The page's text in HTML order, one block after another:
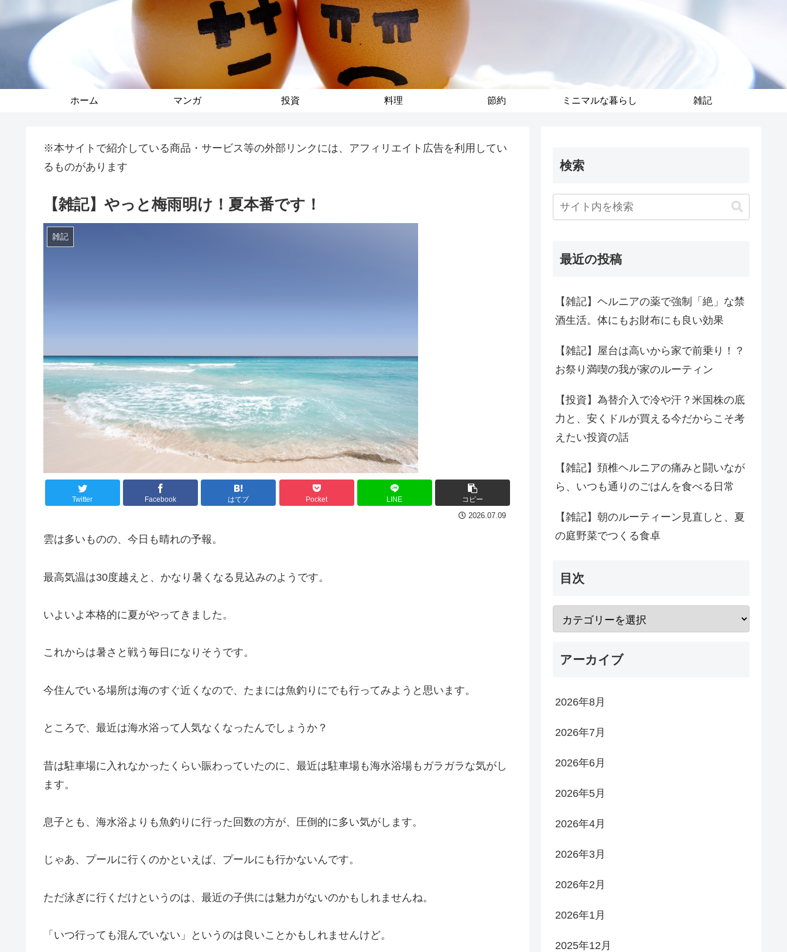
ホーム マンガ 投資 料理 節約 ミニマルな暮らし 雑記
※本サイトで紹介している商品・サービス等の外部リンクには、アフィリエイト広告を利用してい
るものがあります
【雑記】やっと梅雨明け！夏本番です！
雑記
Twitter Facebook はてブ Pocket LINE コピー
2026.07.09
雲は多いものの、今日も晴れの予報。
最高気温は30度越えと、かなり暑くなる見込みのようです。
いよいよ本格的に夏がやってきました。
これからは暑さと戦う毎日になりそうです。
今住んでいる場所は海のすぐ近くなので、たまには魚釣りにでも行ってみようと思います。
ところで、最近は海水浴って人気なくなったんでしょうか？
昔は駐車場に入れなかったくらい賑わっていたのに、最近は駐車場も海水浴場もガラガラな気がし
ます。
息子とも、海水浴よりも魚釣りに行った回数の方が、圧倒的に多い気がします。
じゃあ、プールに行くのかといえば、プールにも行かないんです。
ただ泳ぎに行くだけというのは、最近の子供には魅力がないのかもしれませんね。
「いつ行っても混んでいない」というのは良いことかもしれませんけど。
検索
最近の投稿
【雑記】ヘルニアの薬で強制「絶」な禁
酒生活。体にもお財布にも良い効果
【雑記】屋台は高いから家で前乗り！？
お祭り満喫の我が家のルーティン
【投資】為替介入で冷や汗？米国株の底
力と、安くドルが買える今だからこそ考
えたい投資の話
【雑記】頚椎ヘルニアの痛みと闘いなが
ら、いつも通りのごはんを食べる日常
【雑記】朝のルーティーン見直しと、夏
の庭野菜でつくる食卓
目次
アーカイブ
2026年8月
2026年7月
2026年6月
2026年5月
2026年4月
2026年3月
2026年2月
2026年1月
2025年12月